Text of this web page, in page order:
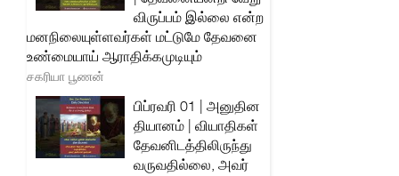
விருப்பம் இல்லை என்ற
மனநிலையுள்ளவர்கள் மட்டுமே தேவனை
உண்மையாய் ஆராதிக்கமுடியும்
சகரியா பூணன்
பிப்ரவரி 01 | அனுதின
தியானம் | வியாதிகள்
தேவனிடத்திலிருந்து
வருவதில்லை, அவர்